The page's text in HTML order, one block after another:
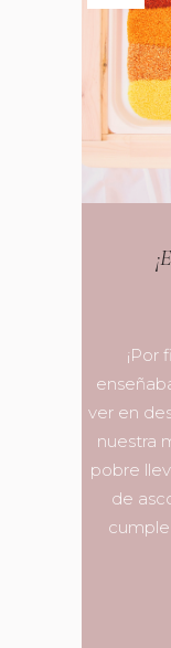
¡Por
ver en
nuestra
pobre
de